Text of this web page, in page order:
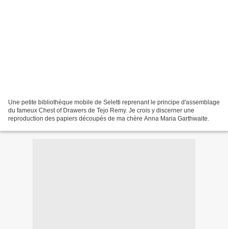
Une petite bibliothèque mobile de Seletti reprenant le principe d'assemblage
du fameux Chest of Drawers de Tejo Remy. Je crois y discerner une
reproduction des papiers découpés de ma chère Anna Maria Garthwaite.